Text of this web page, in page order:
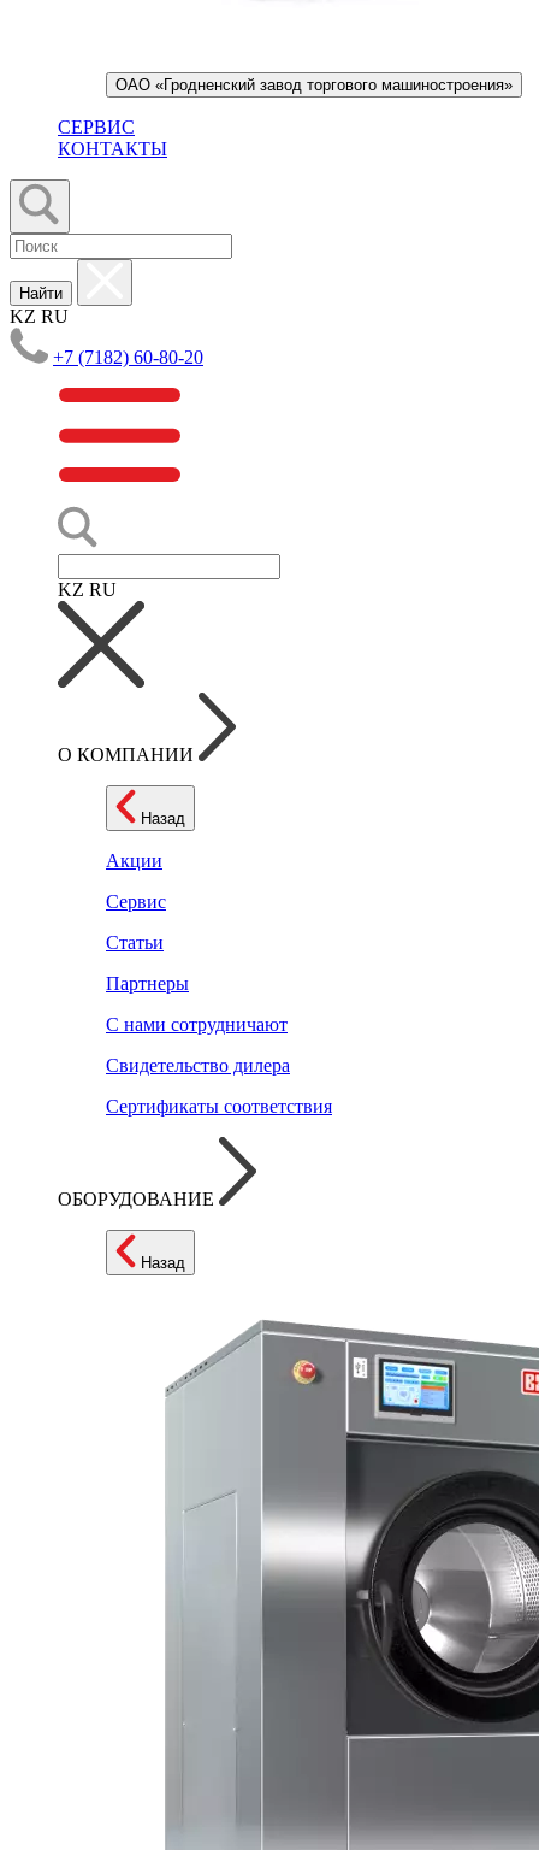
ОАО «Гродненский завод торгового машиностроения»
СЕРВИС
КОНТАКТЫ
Найти
KZ RU
+7 (7182) 60-80-20
KZ RU
О КОМПАНИИ
Назад
Акции
Сервис
Статьи
Партнеры
С нами сотрудничают
Свидетельство дилера
Сертификаты соответствия
ОБОРУДОВАНИЕ
Назад